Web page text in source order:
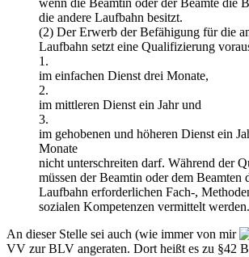
wenn die Beamtin oder der Beamte die
die andere Laufbahn besitzt.
(2) Der Erwerb der Befähigung für die
Laufbahn setzt eine Qualifizierung
1.
im einfachen Dienst drei Monate,
2.
im mittleren Dienst ein Jahr und
3.
im gehobenen und höheren Dienst ein
Monate
nicht unterschreiten darf. Während der
müssen der Beamtin oder dem Beamten
Laufbahn erforderlichen Fach-,
sozialen Kompetenzen vermittelt werden.
An dieser Stelle sei auch (wie immer von mir
VV zur BLV angeraten. Dort heißt es zu §42